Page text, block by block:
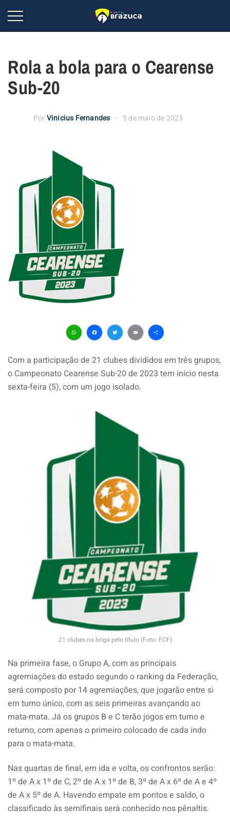
Rola a bola para o Cearense
Sub-20
PorVinicius Fernandes 5 de maio de 2023
WhatsApp
Facebook
Twitter
EmailShare
Com a participação de 21 clubes divididos em três grupos,
o Campeonato Cearense Sub-20 de 2023 tem início nesta
sexta-feira (5), com um jogo isolado.
21 clubes na briga pelo título (Foto: FCF)
Na primeira fase, o Grupo A, com as principais
agremiações do estado segundo o ranking da Federação,
será composto por 14 agremiações, que jogarão entre si
em turno único, com as seis primeiras avançando ao
mata-mata. Já os grupos B e C terão jogos em turno e
returno, com apenas o primeiro colocado de cada indo
para o mata-mata.
Nas quartas de final, em ida e volta, os confrontos serão:
1º de A x 1º de C, 2º de A x 1º de B, 3º de A x 6º de A e 4º
de A x 5º de A. Havendo empate em pontos e saldo, o
classificado às semifinais será conhecido nos pênaltis.